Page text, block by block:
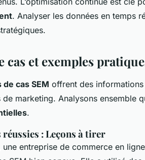
. Analyser les données en temps
cas et exemples
cas SEM offrent des
de marketing. Analysons ensemble
.
réussies : Leçons à tirer
une entreprise de commerce en